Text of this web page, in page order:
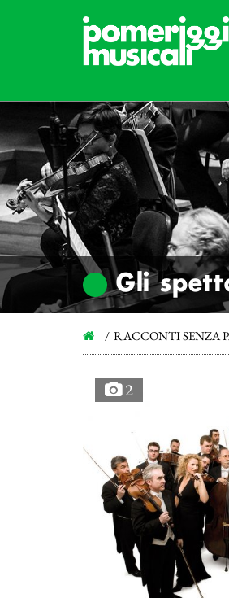
Gli
RACCONTI SENZA
2